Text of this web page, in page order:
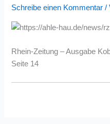
Schreibe einen Kommentar /
Rhein-Zeitung – Ausgabe
Seite 14